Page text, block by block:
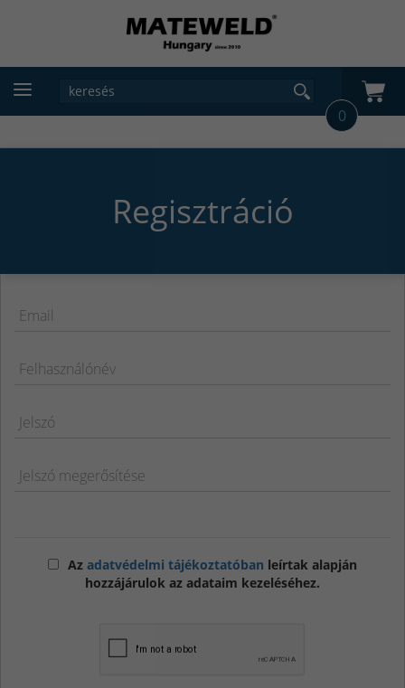
0
Regisztráció
Email
Felhasználónév
Jelszó
Jelszó megerősítése
Az adatvédelmi tájékoztatóban leírtak alapján
hozzájárulok az adataim kezeléséhez.